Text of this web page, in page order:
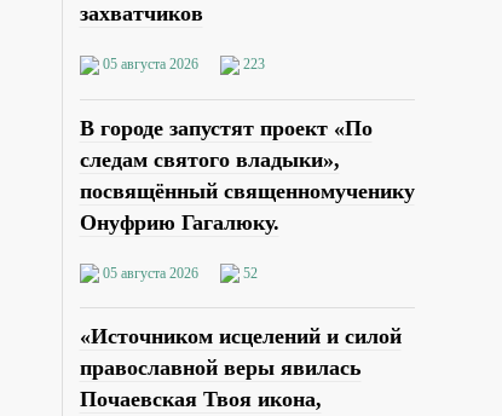
захватчиков
05 августа 2026 223
В городе запустят проект «По
следам святого владыки»,
посвящённый священномученику
Онуфрию Гагалюку.
05 августа 2026 52
«Источником исцелений и силой
православной веры явилась
Почаевская Твоя икона,